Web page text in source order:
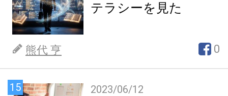
テラシーを見た
熊代 亨 0
15 2023/06/12